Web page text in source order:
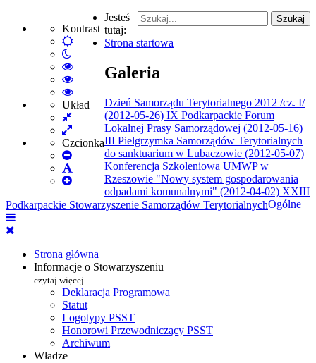
Kontrast
Default
tryb
nocny
High
Contrast
Black
White
High
Contrast
Black
High
Contrast
mode
Układ
Fixed
layout
Wide
layout
Czcionka
Set
Smaller
FontDefault
Set
Font
Szukaj
Podkarpackie Stowarzyszenie Samorządów Terytorialnych
Strona główna
Informacje o Stowarzyszeniu
czytaj więcej
Deklaracja Programowa
Statut
Logotypy PSST
Honorowi Przewodniczący PSST
Archiwum
Władze
Jesteś
tutaj:
Strona startowa
Galeria
Dzień Samorządu Terytorialnego 2012 /cz. I/
(2012-05-26) IX Podkarpackie Forum
Lokalnej Prasy Samorządowej (2012-05-16)
III Pielgrzymka Samorządów Terytorialnych
do sanktuarium w Lubaczowie (2012-05-07)
Konferencja Szkoleniowa UMWP w
Rzeszowie "Nowy system gospodarowania
odpadami komunalnymi" (2012-04-02) XXIII
Ogólne